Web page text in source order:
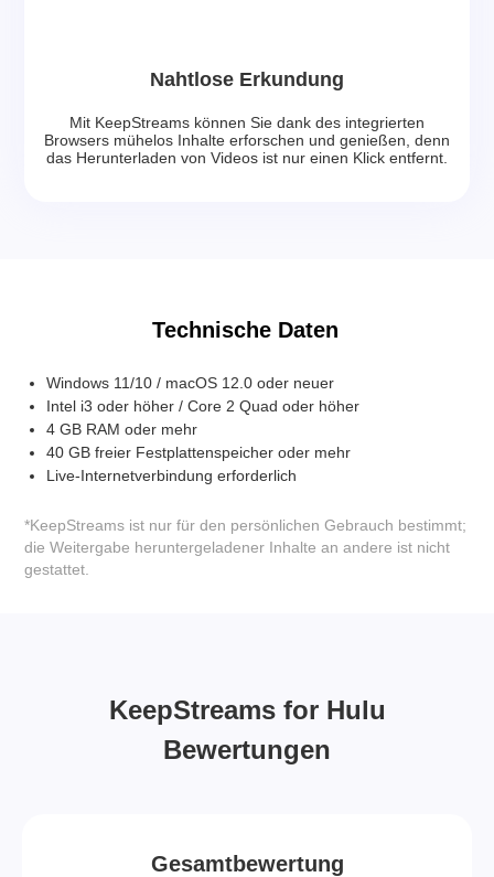
Nahtlose Erkundung
Mit KeepStreams können Sie dank des integrierten
Browsers mühelos Inhalte erforschen und genießen, denn
das Herunterladen von Videos ist nur einen Klick entfernt.
Technische Daten
Windows 11/10 / macOS 12.0 oder neuer
Intel i3 oder höher / Core 2 Quad oder höher
4 GB RAM oder mehr
40 GB freier Festplattenspeicher oder mehr
Live-Internetverbindung erforderlich
*KeepStreams ist nur für den persönlichen Gebrauch bestimmt;
die Weitergabe heruntergeladener Inhalte an andere ist nicht
gestattet.
KeepStreams for Hulu
Bewertungen
Gesamtbewertung